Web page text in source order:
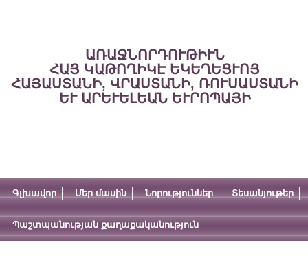
ԱՌԱՋՆՈՐԴՈՒԹԻՒՆ
ՀԱՅ ԿԱԹՈՂԻԿԷ ԵԿԵՂԵՑՒՈՅ
ՀԱՅԱՍՏԱՆԻ, ՎՐԱՍՏԱՆԻ, ՌՈՒՍԱՍՏԱՆԻ
ԵՒ ԱՐԵՒԵԼԵԱՆ ԵՒՐՈՊԱՅԻ
Գլխավոր Մեր մասին Նորություններ Տեսանյութեր
Պաշտպանության քաղաքականություն